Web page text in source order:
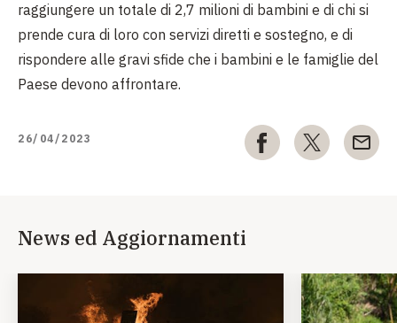
raggiungere un totale di 2,7 milioni di bambini e di chi si
prende cura di loro con servizi diretti e sostegno, e di
rispondere alle gravi sfide che i bambini e le famiglie del
Paese devono affrontare.
26/04/2023
News ed Aggiornamenti